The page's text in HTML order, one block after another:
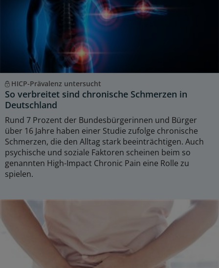
HICP-Prävalenz untersucht
So verbreitet sind chronische Schmerzen in
Deutschland
Rund 7 Prozent der Bundesbürgerinnen und Bürger
über 16 Jahre haben einer Studie zufolge chronische
Schmerzen, die den Alltag stark beeinträchtigen. Auch
psychische und soziale Faktoren scheinen beim so
genannten High-Impact Chronic Pain eine Rolle zu
spielen.